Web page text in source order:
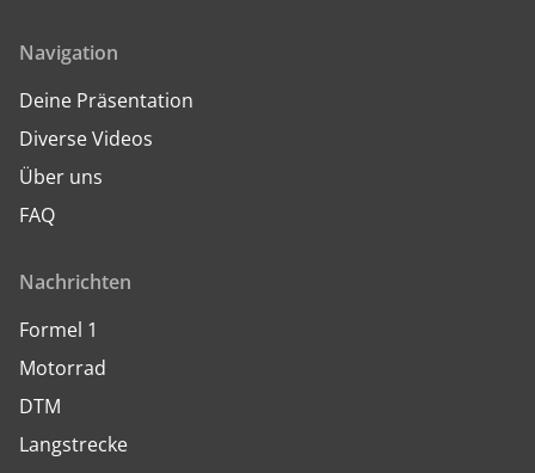
Navigation
Deine Präsentation
Diverse Videos
Über uns
FAQ
Nachrichten
Formel 1
Motorrad
DTM
Langstrecke